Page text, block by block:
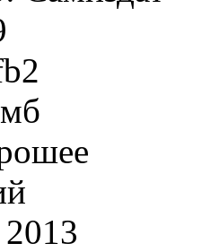
2013